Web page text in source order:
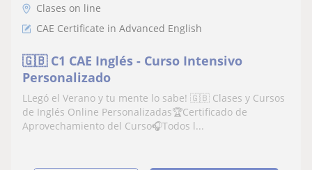
Clases on line
CAE Certificate in Advanced English
🇬🇧 C1 CAE Inglés - Curso Intensivo
Personalizado
LLegó el Verano y tu mente lo sabe! 🇬🇧 Clases y Cursos
de Inglés Online Personalizadas🏆Certificado de
Aprovechamiento del Curso🎧Todos l...